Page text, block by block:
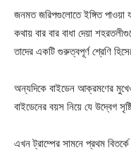
জনমত জরিপগুলোতে ইঙ্গিত পাওয়া
কথায় বার বার বাধা দেয়া
তাদের একটি গুরুত্বপূর্ণ শ্রেণি
অন্যদিকে বাইডেন আক্রমণের
বাইডেনের বয়স নিয়ে যে উদ্বেগ
এখন ট্রাম্পের সামনে প্রথম